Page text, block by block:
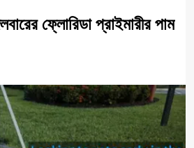
ফ্লোরিডা প্রাইমারীর পাম